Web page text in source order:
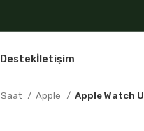
Destekİletişim
Saat Apple Apple Watch